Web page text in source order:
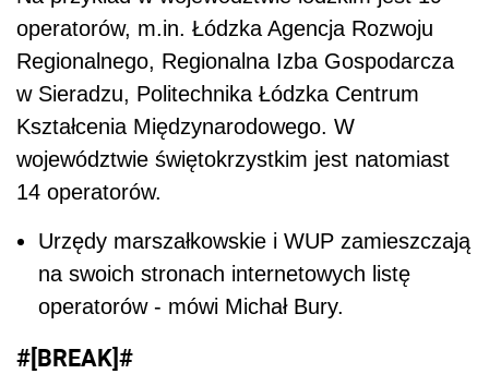
operatorów, m.in. Łódzka Agencja Rozwoju
Regionalnego, Regionalna Izba Gospodarcza
w Sieradzu, Politechnika Łódzka Centrum
Kształcenia Międzynarodowego. W
województwie świętokrzystkim jest natomiast
14 operatorów.
Urzędy marszałkowskie i WUP zamieszczają
na swoich stronach internetowych listę
operatorów - mówi Michał Bury.
#[BREAK]#